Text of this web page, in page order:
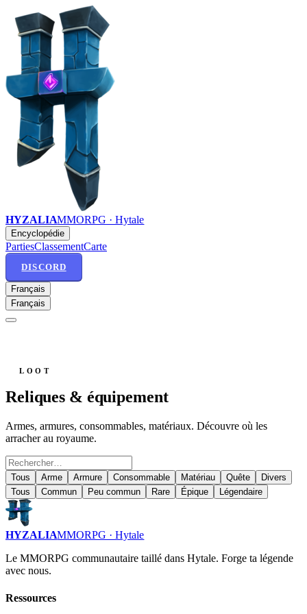
HYZALIAMMORPG · Hytale
Encyclopédie
PartiesClassementCarte
DISCORD
Français
Français
LOOT
Reliques & équipement
Armes, armures, consommables, matériaux. Découvre où les
arracher au royaume.
Tous Arme Armure Consommable Matériau Quête
Divers
Tous
Commun Peu commun Rare Épique Légendaire
HYZALIAMMORPG · Hytale
Le MMORPG communautaire taillé dans Hytale. Forge ta légende
avec nous.
Ressources